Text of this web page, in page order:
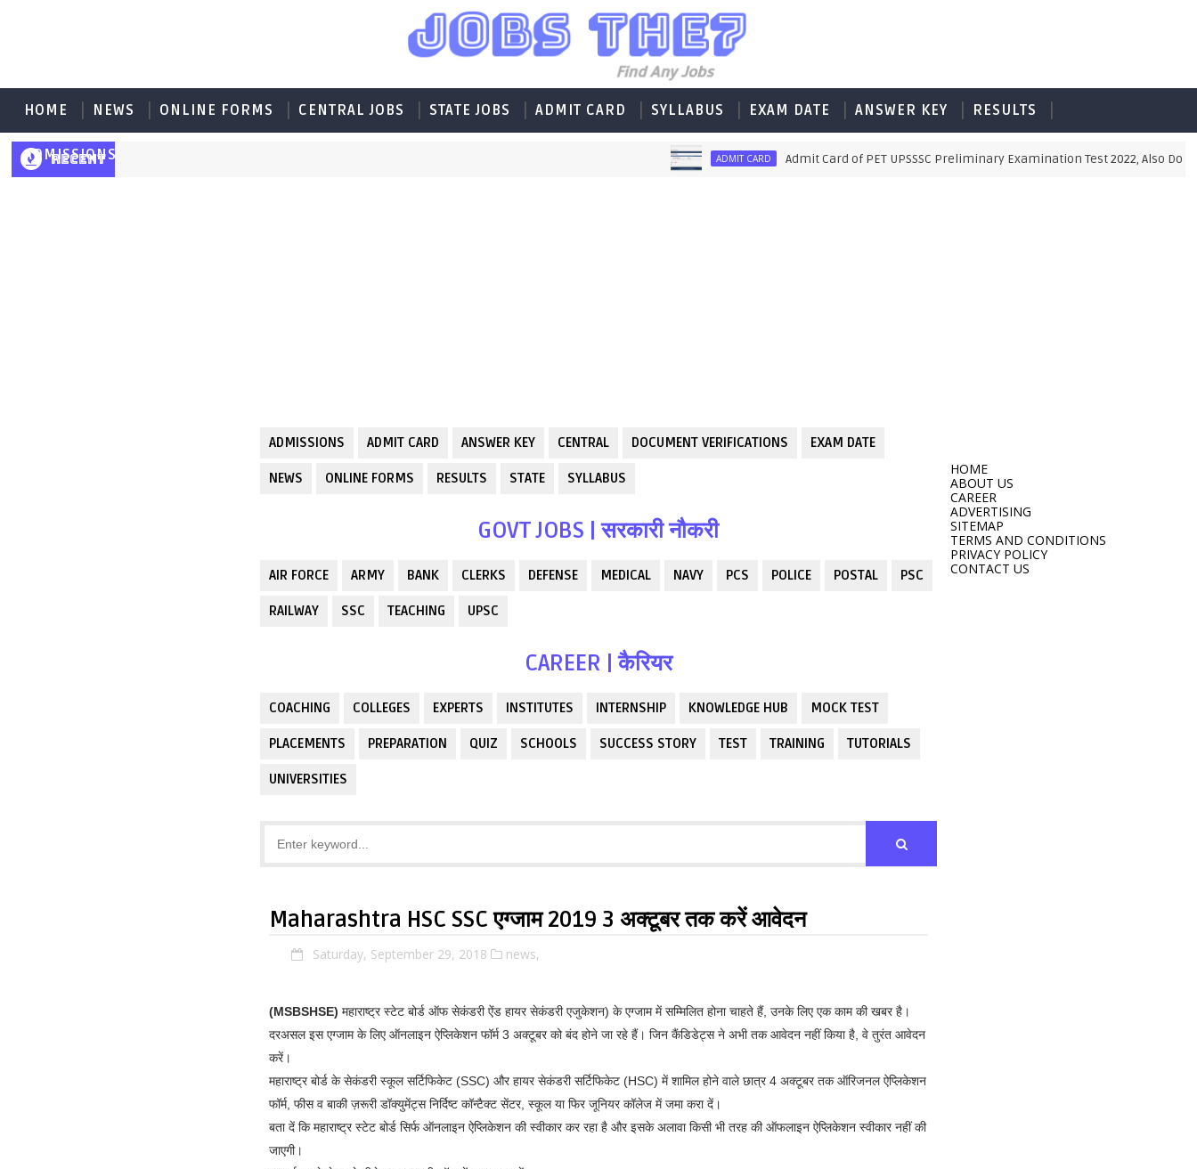
HOME NEWS ONLINE FORMS CENTRAL JOBS STATE JOBS ADMIT CARD SYLLABUS EXAM DATE ANSWER KEY RESULTS
ADMISSIONS
RECENT ADMIT CARD Admit Card of PET UPSSSC Preliminary Examination Test 2022, Also
ADMISSIONS ADMIT CARD ANSWER KEY CENTRAL DOCUMENT VERIFICATIONS EXAM DATE
NEWS ONLINE FORMS RESULTS STATE SYLLABUS
GOVT JOBS | सरकारी नौकरी
AIR FORCE ARMY BANK CLERKS DEFENSE MEDICAL NAVY PCS POLICE POSTAL PSC
RAILWAY SSC TEACHING UPSC
CAREER | कैरियर
COACHING COLLEGES EXPERTS INSTITUTES INTERNSHIP KNOWLEDGE HUB MOCK TEST
PLACEMENTS PREPARATION QUIZ SCHOOLS SUCCESS STORY TEST TRAINING TUTORIALS
UNIVERSITIES
Maharashtra HSC SSC एग्जाम 2019 3 अक्टूबर तक करें आवेदन
Saturday, September 29, 2018 news,
(MSBSHSE) महाराष्ट्र स्टेट बोर्ड ऑफ सेकंडरी ऐंड हायर सेकंडरी एजुकेशन) के एग्जाम में सम्मिलित होना चाहते हैं, उनके लिए एक काम की खबर है।
दरअसल इस एग्जाम के लिए ऑनलाइन ऐप्लिकेशन फॉर्म 3 अक्टूबर को बंद होने जा रहे हैं। जिन कैंडिडेट्स ने अभी तक आवेदन नहीं किया है, वे तुरंत आवेदन
करें।
महाराष्ट्र बोर्ड के सेकंडरी स्कूल सर्टिफिकेट (SSC) और हायर सेकंडरी सर्टिफिकेट (HSC) में शामिल होने वाले छात्र 4 अक्टूबर तक ऑरिजनल ऐप्लिकेशन
फॉर्म, फीस व बाकी ज़रूरी डॉक्युमेंट्स निर्दिष्ट कॉन्टैक्ट सेंटर, स्कूल या फिर जूनियर कॉलेज में जमा करा दें।
बता दें कि महाराष्ट्र स्टेट बोर्ड सिर्फ ऑनलाइन ऐप्लिकेशन की स्वीकार कर रहा है और इसके अलावा किसी भी तरह की ऑफलाइन ऐप्लिकेशन स्वीकार नहीं की
जाएगी।
HOME
ABOUT US
CAREER
ADVERTISING
SITEMAP
TERMS AND CONDITIONS
PRIVACY POLICY
CONTACT US